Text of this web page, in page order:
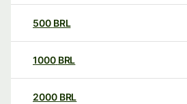
500 BRL
1000 BRL
2000 BRL